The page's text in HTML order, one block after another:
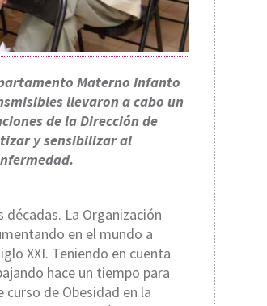
Materno Infanto
llevaron a cabo un
de la Dirección de
y sensibilizar al
La Organización
en el mundo a
XXI. Teniendo en cuenta
hace un tiempo para
de Obesidad en la